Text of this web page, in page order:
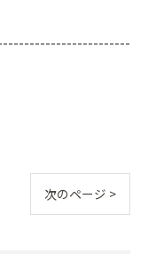
次のページ >